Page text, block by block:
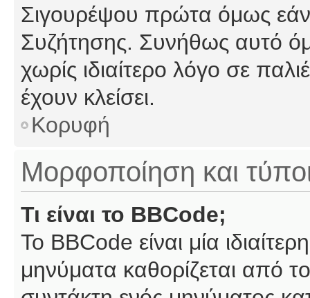
Σιγουρέψου πρώτα όμως εάν
Συζήτησης. Συνήθως αυτό
χωρίς ιδιαίτερο λόγο σε
έχουν κλείσει.
Κορυφή
Μορφοποίηση και
Τι είναι το BBCode;
Το BBCode είναι μία
μηνύματα καθορίζεται από